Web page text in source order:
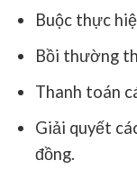
Buộc thực
Bồi thường
Thanh toán
Giải quyết
đồng.